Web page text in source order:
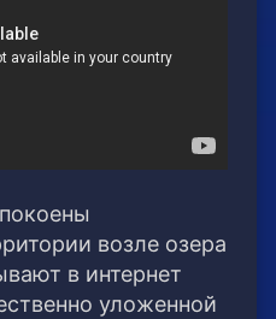
возле озера
в интернет
уложенной